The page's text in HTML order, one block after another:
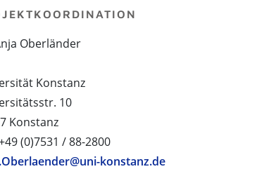
Oberländer
Konstanz
10
Konstanz
(0)7531 / 88-2800
konstanz.de